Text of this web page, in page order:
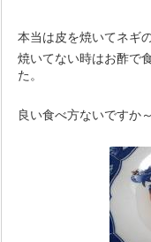
本当は皮を焼いてネギ
焼いてない時はお酢で
た。
良い食べ方ないですか